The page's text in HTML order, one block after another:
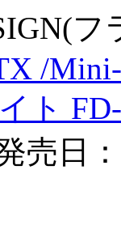
/
ト
売日